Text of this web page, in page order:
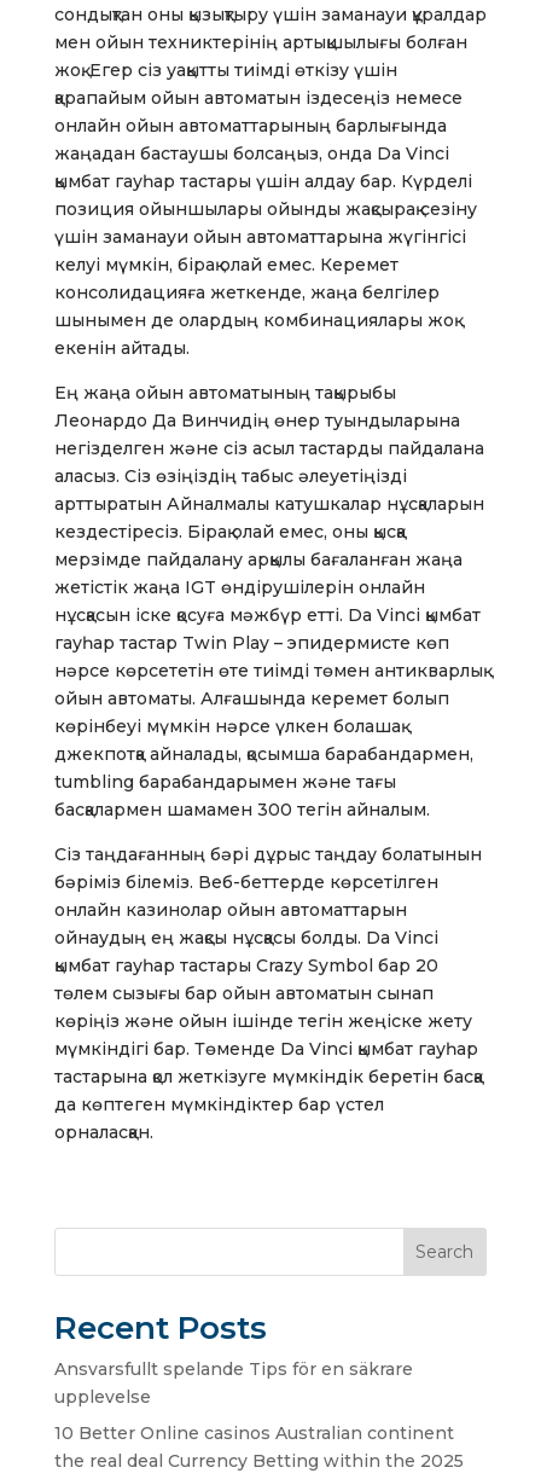
сондықтан оны қызықтыру үшін заманауи құралдар
мен ойын техниктерінің артықшылығы болған
жоқ. Егер сіз уақытты тиімді өткізу үшін
қарапайым ойын автоматын іздесеңіз немесе
онлайн ойын автоматтарының барлығында
жаңадан бастаушы болсаңыз, онда Da Vinci
қымбат гауһар тастары үшін алдау бар. Күрделі
позиция ойыншылары ойынды жақсырақ сезіну
үшін заманауи ойын автоматтарына жүгінгісі
келуі мүмкін, бірақ олай емес. Керемет
консолидацияға жеткенде, жаңа белгілер
шынымен де олардың комбинациялары жоқ
екенін айтады.
Ең жаңа ойын автоматының тақырыбы
Леонардо Да Винчидің өнер туындыларына
негізделген және сіз асыл тастарды пайдалана
аласыз. Сіз өзіңіздің табыс әлеуетіңізді
арттыратын Айналмалы катушкалар нұсқаларын
кездестіресіз. Бірақ олай емес, оны қысқа
мерзімде пайдалану арқылы бағаланған жаңа
жетістік жаңа IGT өндірушілерін онлайн
нұсқасын іске қосуға мәжбүр етті. Da Vinci қымбат
гауһар тастар Twin Play – эпидермисте көп
нәрсе көрсететін өте тиімді төмен антикварлық
ойын автоматы. Алғашында керемет болып
көрінбеуі мүмкін нәрсе үлкен болашақ
джекпотқа айналады, қосымша барабандармен,
tumbling барабандарымен және тағы
басқалармен шамамен 300 тегін айналым.
Сіз таңдағанның бәрі дұрыс таңдау болатынын
бәріміз білеміз. Веб-беттерде көрсетілген
онлайн казинолар ойын автоматтарын
ойнаудың ең жақсы нұсқасы болды. Da Vinci
қымбат гауһар тастары Crazy Symbol бар 20
төлем сызығы бар ойын автоматын сынап
көріңіз және ойын ішінде тегін жеңіске жету
мүмкіндігі бар. Төменде Da Vinci қымбат гауһар
тастарына қол жеткізуге мүмкіндік беретін басқа
да көптеген мүмкіндіктер бар үстел
орналасқан.
Search
Recent Posts
Ansvarsfullt spelande Tips för en säkrare
upplevelse
10 Better Online casinos Australian continent
the real deal Currency Betting within the 2025